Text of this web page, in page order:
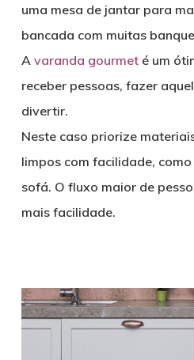
uma mesa de jantar para
bancada com muitas
A varanda gourmeté um
receber pessoas, fazer
divertir.
Neste caso priorize
limpos com facilidade,
sofá. O fluxo maior de
mais facilidade.